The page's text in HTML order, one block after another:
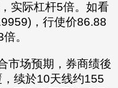
实际杠杆5倍。如看
，行使价86.88
。
市场预期，券商绩後
续於10天线约155